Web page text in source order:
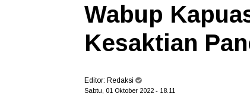
Wabup
Kesaktian
Editor: Redaksi
Sabtu, 01 Oktober 2022 - 18.11